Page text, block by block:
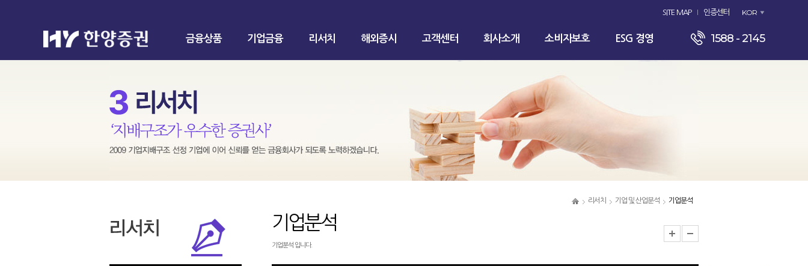
SITE MAP 인증센터 KOR
금융상품 기업금융 리서치 해외증시 고객센터 회사소개 소비자보호 ESG 경영 1588 - 2145
리서치 기업 및 산업분석 기업분석
기업분석
기업분석 입니다.